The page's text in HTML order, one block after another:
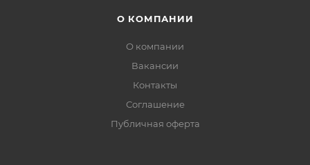
О КОМПАНИИ
О компании
Вакансии
Контакты
Соглашение
Публичная оферта